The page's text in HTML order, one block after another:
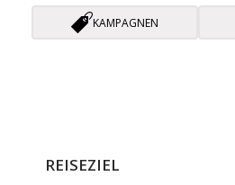
KAMPAGNEN
REISEZIEL